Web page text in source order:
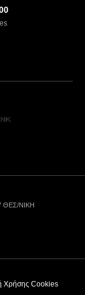
ΘΕΣ/ΝΙΚΗ
Χρήσης Cookies